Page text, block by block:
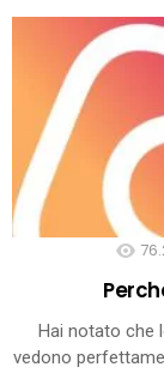
Hai notato che
vedono